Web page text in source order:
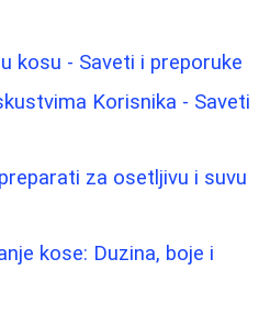
kosu - Saveti i preporuke
Korisnika - Saveti
za osetljivu i suvu
kose: Duzina, boje i